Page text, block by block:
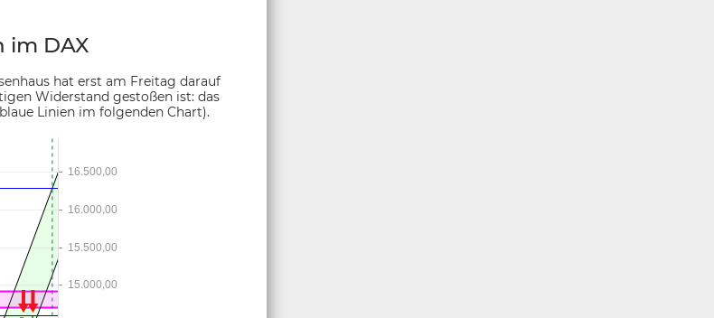
im DAX
hat erst am Freitag darauf
Widerstand gestoßen ist: das
Linien im folgenden Chart).